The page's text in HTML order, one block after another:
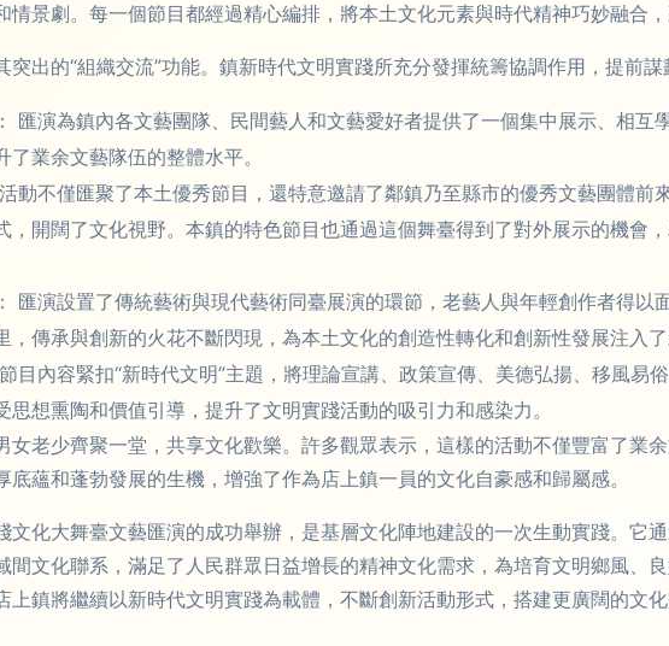
情景劇。每一個節目都經過精心編排，將本土文化元素與時代精神巧妙融合
出的“組織交流”功能。鎮新時代文明實踐所充分發揮統籌協調作用，提前謀
： 匯演為鎮內各文藝團隊、民間藝人和文藝愛好者提供了一個集中展示、相
業余文藝隊伍的整體水平。
活動不僅匯聚了本土優秀節目，還特意邀請了鄰鎮乃至縣市的優秀文藝團體前
，開闊了文化視野。本鎮的特色節目也通過這個舞臺得到了對外展示的機會
匯演設置了傳統藝術與現代藝術同臺展演的環節，老藝人與年輕創作者得以
傳承與創新的火花不斷閃現，為本土文化的創造性轉化和創新性發展注入了
節目內容緊扣“新時代文明”主題，將理論宣講、政策宣傳、美德弘揚、移風易
想熏陶和價值引導，提升了文明實踐活動的吸引力和感染力。
女老少齊聚一堂，共享文化歡樂。許多觀眾表示，這樣的活動不僅豐富了業
底蘊和蓬勃發展的生機，增強了作為店上鎮一員的文化自豪感和歸屬感。
文化大舞臺文藝匯演的成功舉辦，是基層文化陣地建設的一次生動實踐。它
間文化聯系，滿足了人民群眾日益增長的精神文化需求，為培育文明鄉風、
上鎮將繼續以新時代文明實踐為載體，不斷創新活動形式，搭建更廣闊的文